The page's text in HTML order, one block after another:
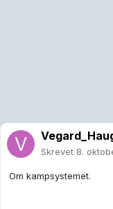
Skrevet 8.
Om kampsystemet.